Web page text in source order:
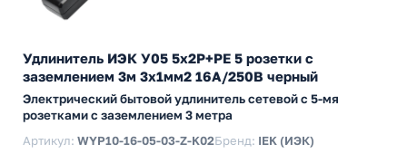
Удлинитель ИЭК У05 5х2P+PE 5 розетки с
заземлением 3м 3х1мм2 16А/250В черный
Электрический бытовой удлинитель сетевой с 5-мя
розетками с заземлением 3 метра
Артикул: WYP10-16-05-03-Z-K02Бренд: IEK (ИЭК)